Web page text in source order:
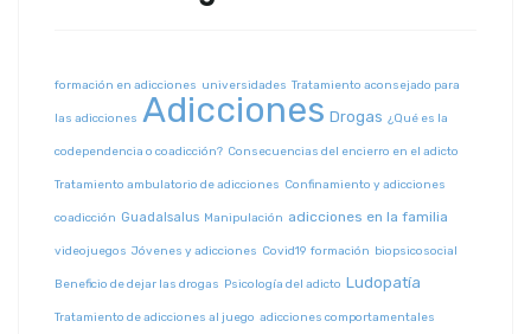
formación en adicciones universidades Tratamiento aconsejado para
las adicciones Adicciones Drogas ¿Qué es la
codependencia o coadicción? Consecuencias del encierro en el adicto
Tratamiento ambulatorio de adicciones Confinamiento y adicciones
coadicción Guadalsalus Manipulación adicciones en la familia
videojuegos Jóvenes y adicciones Covid19 formación biopsicosocial
Beneficio de dejar las drogas Psicología del adicto Ludopatía
Tratamiento de adicciones al juego adicciones comportamentales